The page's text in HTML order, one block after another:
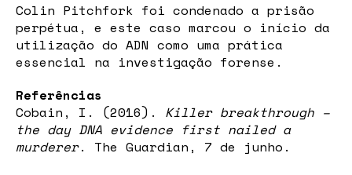
Colin Pitchfork foi condenado a prisão
perpétua, e este caso marcou o início da
utilização do ADN como uma prática
essencial na investigação forense.
Referências
Cobain, I. (2016). Killer breakthrough –
the day DNA evidence first nailed a
murderer. The Guardian, 7 de junho.